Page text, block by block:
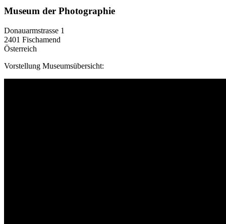
Museum der Photographie
Donauarmstrasse 1
2401 Fischamend
Österreich
Vorstellung Museumsübersicht: